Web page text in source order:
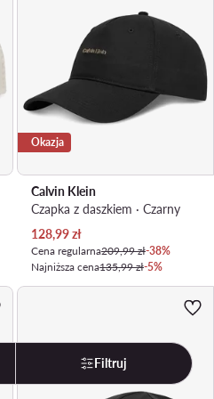
Okazja
Calvin Klein
Czapka z daszkiem · Czarny
Aktualna cena
128,99zł
Cena regularna209,99 zł-38%
Najniższa cena135,99 zł-5%
Filtruj